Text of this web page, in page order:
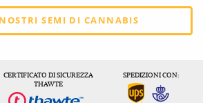
SEMI DI CANNABIS
CERTIFICATO DI SICUREZZA
THAWTE
SPEDIZIONI CON: